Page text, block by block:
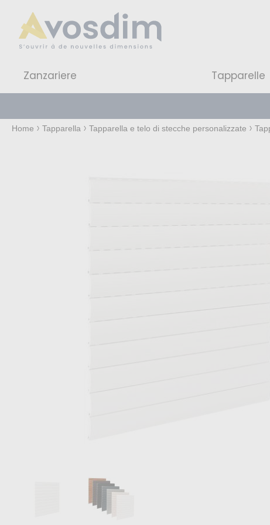
Zanzariere Tapparelle
Home Tapparella Tapparella e telo di stecche personalizzate
Trova la foto perfetta per il tuo